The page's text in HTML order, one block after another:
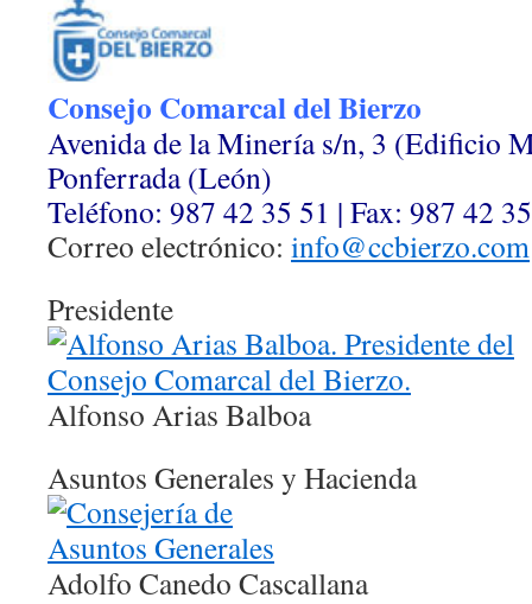
Consejo Comarcal del Bierzo
Avenida de la Minería s/n, 3 (Edificio
Ponferrada (León)
Teléfono: 987 42 35 51 | Fax: 987 42
Correo electrónico: info@ccbierzo.com
Presidente
Alfonso Arias Balboa
Asuntos Generales y Hacienda
Adolfo Canedo Cascallana